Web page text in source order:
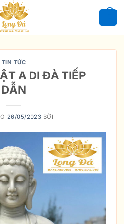
TIN TỨC
A DI ĐÀ TIẾP
DẪN
26/05/2023 BỞI